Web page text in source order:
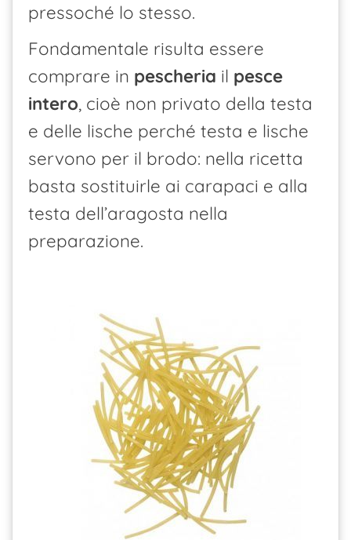
pressoché lo stesso.
Fondamentale risulta essere
comprare in pescheria il pesce
intero, cioè non privato della testa
e delle lische perché testa e lische
servono per il brodo: nella ricetta
basta sostituirle ai carapaci e alla
testa dell’aragosta nella
preparazione.